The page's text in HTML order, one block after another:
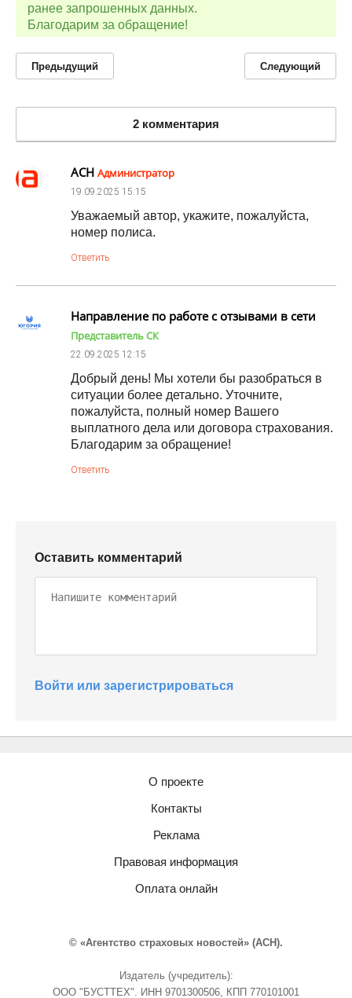
ранее запрошенных данных.
Благодарим за обращение!
Предыдущий Следующий
2 комментария
АСН Администратор
19.09.2025 15:15
Уважаемый автор, укажите, пожалуйста,
номер полиса.
Ответить
Направление по работе с отзывами в сети
Представитель СК
22.09.2025 12:15
Добрый день! Мы хотели бы разобраться в
ситуации более детально. Уточните,
пожалуйста, полный номер Вашего
выплатного дела или договора страхования.
Благодарим за обращение!
Ответить
Оставить комментарий
Войти или зарегистрироваться
О проекте
Контакты
Реклама
Правовая информация
Оплата онлайн
© «Агентство страховых новостей» (АСН).
Издатель (учредитель):
ООО "БУСТТЕХ". ИНН 9701300506, КПП 770101001